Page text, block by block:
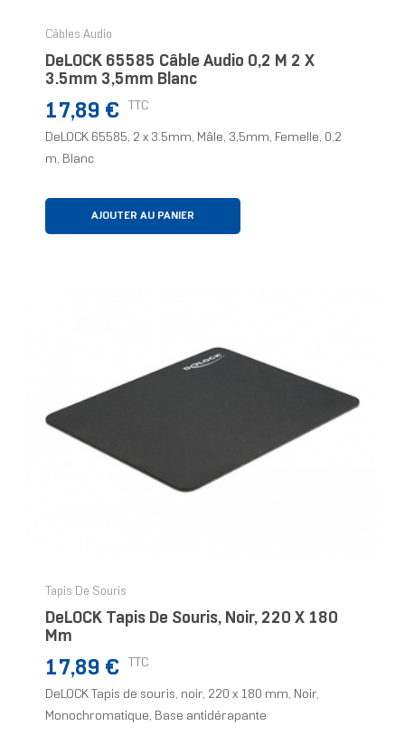
Câbles Audio
DeLOCK 65585 Câble Audio 0,2 M 2 X
3.5mm 3,5mm Blanc
Prix
17,89 € TTC
DeLOCK 65585, 2 x 3.5mm, Mâle, 3,5mm, Femelle, 0,2
m, Blanc
AJOUTER AU PANIER
Tapis De Souris
DeLOCK Tapis De Souris, Noir, 220 X 180
Mm
Prix
17,89 € TTC
DeLOCK Tapis de souris, noir, 220 x 180 mm, Noir,
Monochromatique, Base antidérapante